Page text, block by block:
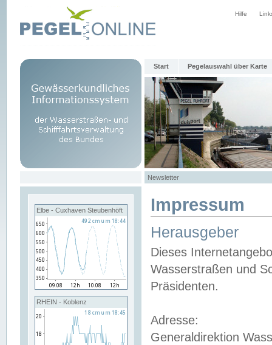
Hilfe
Start Pegelauswahl über Karte
Newsletter
Elbe - Cuxhaven Steubenhöft
RHEIN - Koblenz
Impressum
Herausgeber
Dieses
Wasserstraßen und
Präsidenten.
Adresse:
Generaldirektion